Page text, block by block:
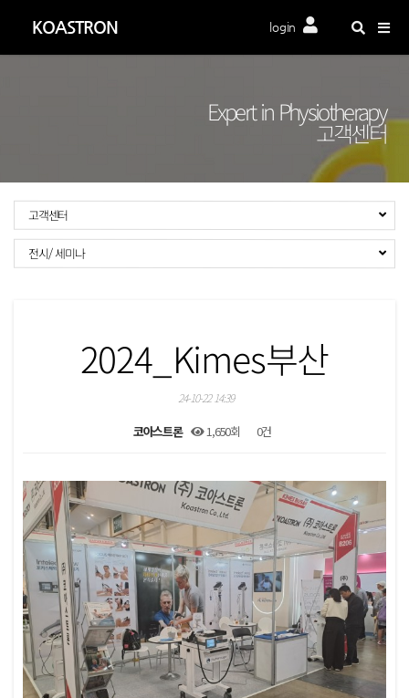
KOASTRON login
Expert in Physiotherapy
고객센터
고객센터
전시/ 세미나
2024_Kimes부산
24-10-22 14:39
코아스트론 1,650회 0건
본문